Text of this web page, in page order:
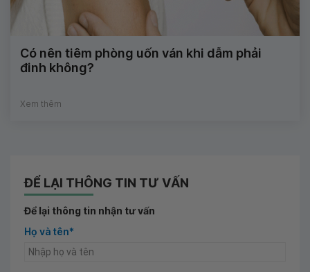
Có nên tiêm phòng uốn ván khi dẫm phải
đinh không?
Xem thêm
ĐỂ LẠI THÔNG TIN TƯ VẤN
Để lại thông tin nhận tư vấn
Họ và tên*